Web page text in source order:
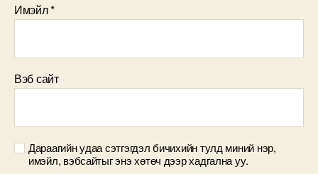
Имэйл*
Вэб сайт
Дараагийн удаа сэтгэгдэл бичихийн тулд миний нэр,
имэйл, вэбсайтыг энэ хөтөч дээр хадгална уу.